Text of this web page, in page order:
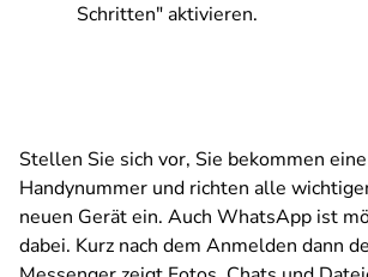
Schritten" aktivieren.
Stellen Sie sich vor, Sie bekommen
Handynummer und richten alle
neuen Gerät ein. Auch WhatsApp ist
dabei. Kurz nach dem Anmelden dann